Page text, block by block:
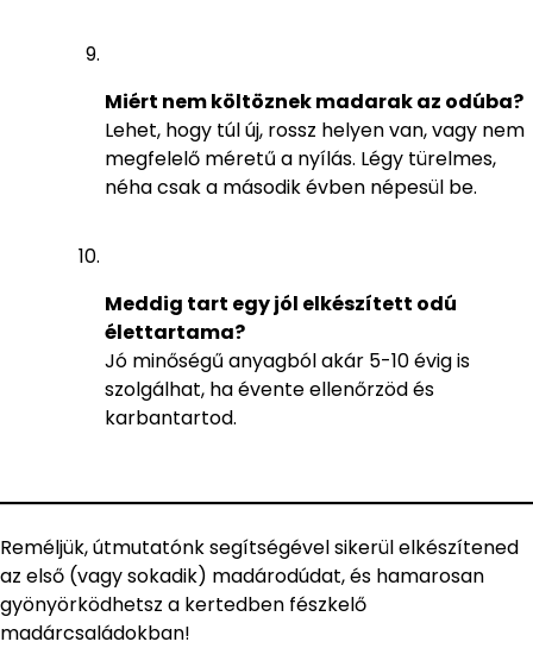
Miért nem költöznek madarak az odúba?
Lehet, hogy túl új, rossz helyen van, vagy nem
megfelelő méretű a nyílás. Légy türelmes,
néha csak a második évben népesül be.
Meddig tart egy jól elkészített odú
élettartama?
Jó minőségű anyagból akár 5-10 évig is
szolgálhat, ha évente ellenőrzöd és
karbantartod.
Reméljük, útmutatónk segítségével sikerül elkészítened
az első (vagy sokadik) madárodúdat, és hamarosan
gyönyörködhetsz a kertedben fészkelő
madárcsaládokban!